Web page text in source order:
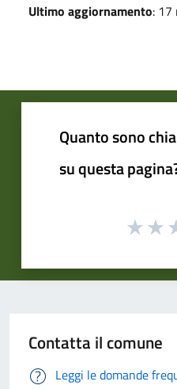
Ultimo aggiornamento: 17
Quanto sono
su questa
Contatta il comune
Leggi le domande